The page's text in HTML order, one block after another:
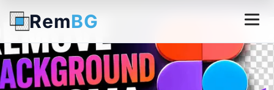
RemBG
← Zurück zum Blog